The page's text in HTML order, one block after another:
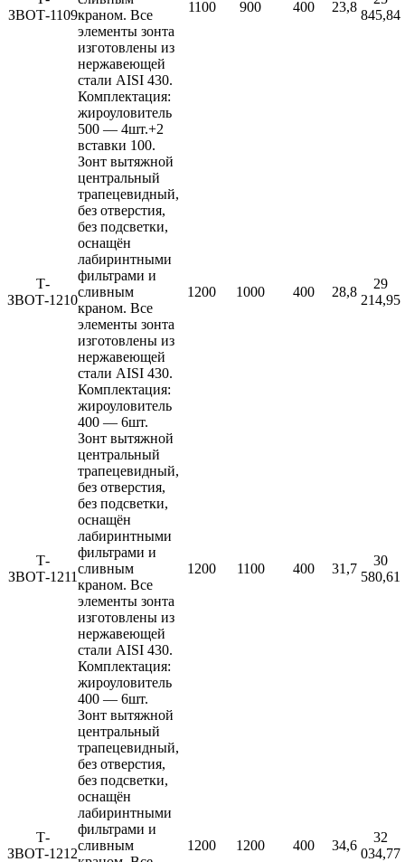
ЗВОТ-1109краном. Все
элементы зонта
изготовлены из
нержавеющей
стали AISI 430.
Комплектация:
жироуловитель
500 — 4шт.+2
вставки 100.
1100 900 400 23,8
845,84
Т-
ЗВОТ-1210
Зонт вытяжной
центральный
трапецевидный,
без отверстия,
без подсветки,
оснащён
лабиринтными
фильтрами и
сливным
краном. Все
элементы зонта
изготовлены из
нержавеющей
стали AISI 430.
Комплектация:
жироуловитель
400 — 6шт.
1200 1000 400 28,8
29
214,95
Т-
ЗВОТ-1211
Зонт вытяжной
центральный
трапецевидный,
без отверстия,
без подсветки,
оснащён
лабиринтными
фильтрами и
сливным
краном. Все
элементы зонта
изготовлены из
нержавеющей
стали AISI 430.
Комплектация:
жироуловитель
400 — 6шт.
1200 1100 400 31,7
30
580,61
Т-
ЗВОТ-1212
Зонт вытяжной
центральный
трапецевидный,
без отверстия,
без подсветки,
оснащён
лабиринтными
фильтрами и
сливным
1200 1200 400 34,6
32
034,77